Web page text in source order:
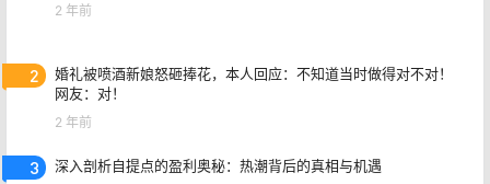
2 年前
2
婚礼被喷酒新娘怒砸捧花，本人回应：不知道当时做得对不对！
网友：对！
2 年前
3 深入剖析自提点的盈利奥秘：热潮背后的真相与机遇